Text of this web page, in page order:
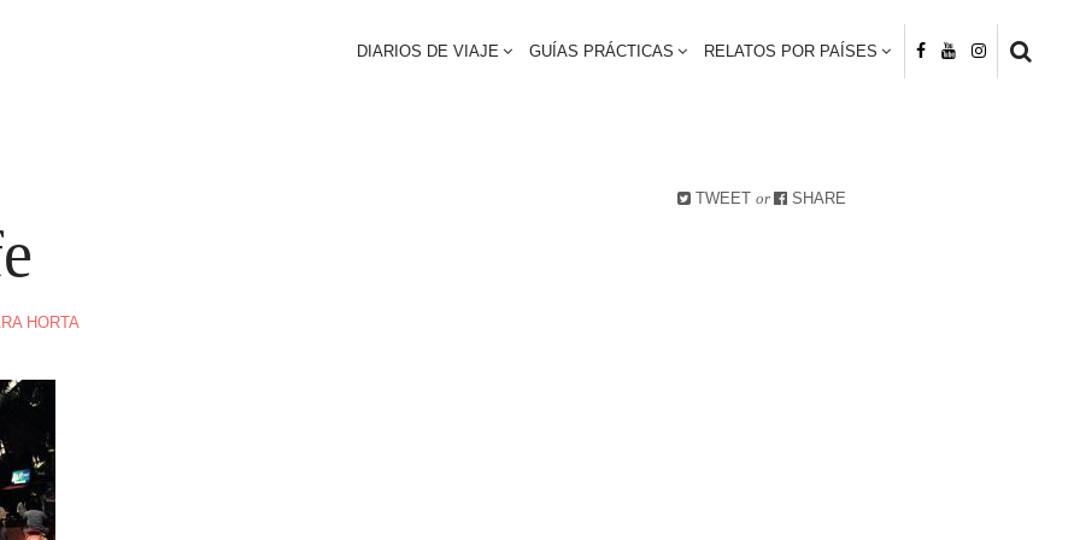
DIARIOS DE VIAJE GUÍAS PRÁCTICAS RELATOS POR PAÍSES
TWEET or SHARE
HORTA